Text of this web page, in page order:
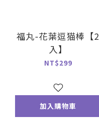
福丸-花葉逗猫棒【2
入】
NT$299
加入購物車